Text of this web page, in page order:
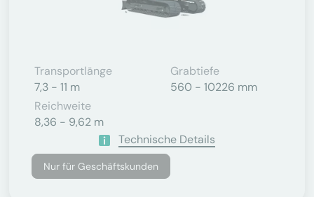
Transportlänge
7,3 - 11 m
Grabtiefe
560 - 10226 mm
Reichweite
8,36 - 9,62 m
Technische Details
Nur für Geschäftskunden